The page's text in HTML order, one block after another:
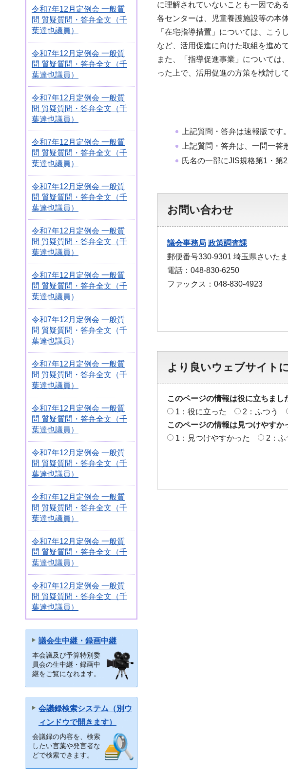
令和7年12月定例会 一般質
問 質疑質問・答弁全文（千
葉達也議員）
令和7年12月定例会 一般質
問 質疑質問・答弁全文（千
葉達也議員）
令和7年12月定例会 一般質
問 質疑質問・答弁全文（千
葉達也議員）
令和7年12月定例会 一般質
問 質疑質問・答弁全文（千
葉達也議員）
令和7年12月定例会 一般質
問 質疑質問・答弁全文（千
葉達也議員）
令和7年12月定例会 一般質
問 質疑質問・答弁全文（千
葉達也議員）
令和7年12月定例会 一般質
問 質疑質問・答弁全文（千
葉達也議員）
令和7年12月定例会 一般質
問 質疑質問・答弁全文（千
葉達也議員）
令和7年12月定例会 一般質
問 質疑質問・答弁全文（千
葉達也議員）
令和7年12月定例会 一般質
問 質疑質問・答弁全文（千
葉達也議員）
令和7年12月定例会 一般質
問 質疑質問・答弁全文（千
葉達也議員）
令和7年12月定例会 一般質
問 質疑質問・答弁全文（千
葉達也議員）
令和7年12月定例会 一般質
問 質疑質問・答弁全文（千
葉達也議員）
令和7年12月定例会 一般質
問 質疑質問・答弁全文（千
葉達也議員）
議会生中継・録画中継
本会議及び予算特別委
員会の生中継・録画中
継をご覧になれます。
会議録検索システム（別ウ
ィンドウで開きます）
会議録の内容を、検索
したい言葉や発言者な
どで検索できます。
に理解されていないことも一因であ
各センターは、児童養護施設等の本
「在宅指導措置」については、こ
など、活用促進に向けた取組を進め
また、「指導促進事業」については
った上で、活用促進の方策を検討し
上記質問・答弁は速報版です。
上記質問・答弁は、一問一
氏名の一部にJIS規格第1・第
お問い合わせ
議会事務局 政策調査課
郵便番号330-9301 埼玉県さいた
電話：048-830-6250
ファックス：048-830-4923
より良いウェブサイト
このページの情報は役に立ちまし
1：役に立った
2：ふつう
このページの情報は見つけやすか
1：見つけやすかった
2：ふ